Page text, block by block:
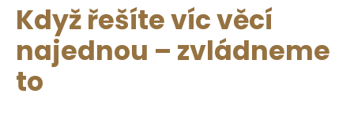
Když řešíte víc věcí
najednou – zvládneme
to